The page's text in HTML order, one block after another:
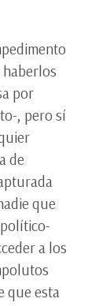
por
, pero sí
de
que
a los
que esta